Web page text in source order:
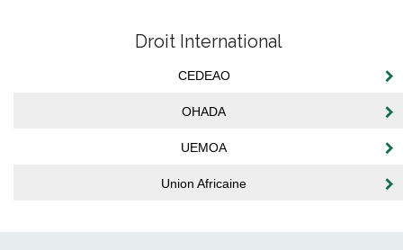
Droit International
CEDEAO
OHADA
UEMOA
Union Africaine